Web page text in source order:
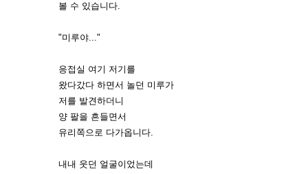
볼 수 있습니다.
"미루야..."
응접실 여기 저기를
왔다갔다 하면서 놀던 미루가
저를 발견하더니
양 팔을 흔들면서
유리쪽으로 다가옵니다.
내내 웃던 얼굴이었는데